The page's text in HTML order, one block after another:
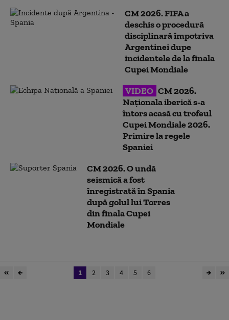
CM 2026. FIFA a
deschis o procedură
disciplinară împotriva
Argentinei dupe
incidentele de la finala
Cupei Mondiale
VIDEO CM 2026.
Naționala iberică s-a
întors acasă cu trofeul
Cupei Mondiale 2026.
Primire la regele
Spaniei
CM 2026. O undă
seismică a fost
înregistrată în Spania
după golul lui Torres
din finala Cupei
Mondiale
1 2 3 4 5 6